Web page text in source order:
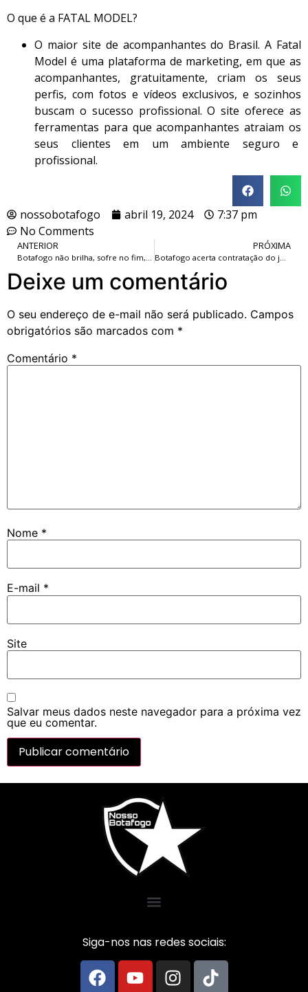
O que é a FATAL MODEL?
O maior site de acompanhantes do Brasil. A Fatal
Model é uma plataforma de marketing, em que as
acompanhantes, gratuitamente, criam os seus
perfis, com fotos e vídeos exclusivos, e sozinhos
buscam o sucesso profissional. O site oferece as
ferramentas para que acompanhantes atraiam os
seus clientes em um ambiente seguro e
profissional.
nossobotafogo abril 19, 2024
7:37 pm
No Comments
ANTERIOR PRÓXIMA
Deixe um comentário
O seu endereço de e-mail não será publicado. Campos
obrigatórios são marcados com *
Comentário *
Nome *
E-mail *
Site
Salvar meus dados neste navegador para a próxima vez
que eu comentar.
Siga-nos nas redes sociais: